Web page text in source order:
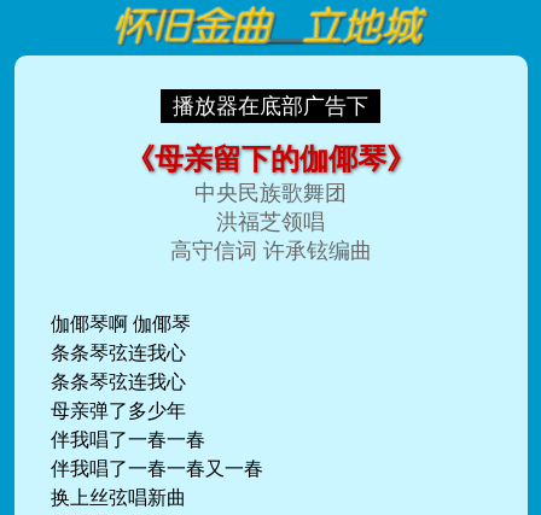
播放器在底部广告下
《母亲留下的伽倻琴》
中央民族歌舞团
洪福芝领唱
高守信词 许承铉编曲
伽倻琴啊 伽倻琴
条条琴弦连我心
条条琴弦连我心
母亲弹了多少年
伴我唱了一春一春
伴我唱了一春一春又一春
换上丝弦唱新曲